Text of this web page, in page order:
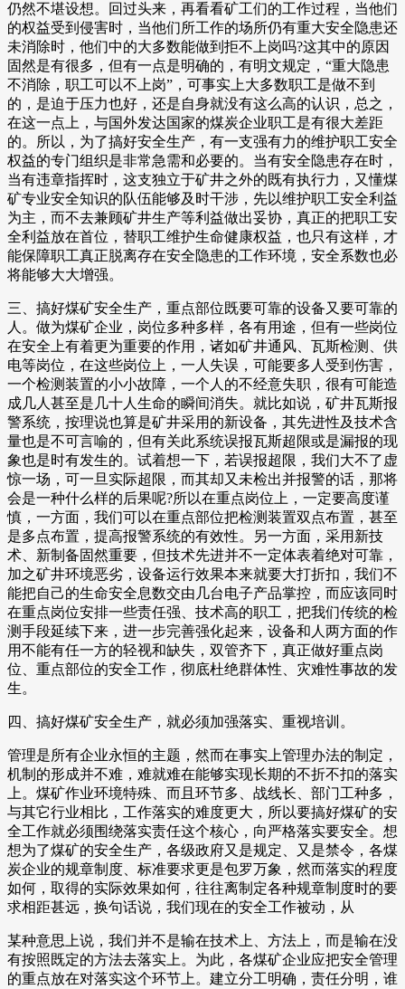
仍然不堪设想。回过头来，再看看矿工们的工作过程，当他们
的权益受到侵害时，当他们所工作的场所仍有重大安全隐患还
未消除时，他们中的大多数能做到拒不上岗吗?这其中的原因
固然是有很多，但有一点是明确的，有明文规定，“重大隐患
不消除，职工可以不上岗”，可事实上大多数职工是做不到
的，是迫于压力也好，还是自身就没有这么高的认识，总之，
在这一点上，与国外发达国家的煤炭企业职工是有很大差距
的。所以，为了搞好安全生产，有一支强有力的维护职工安全
权益的专门组织是非常急需和必要的。当有安全隐患存在时，
当有违章指挥时，这支独立于矿井之外的既有执行力，又懂煤
矿专业安全知识的队伍能够及时干涉，先以维护职工安全利益
为主，而不去兼顾矿井生产等利益做出妥协，真正的把职工安
全利益放在首位，替职工维护生命健康权益，也只有这样，才
能保障职工真正脱离存在安全隐患的工作环境，安全系数也必
将能够大大增强。
三、搞好煤矿安全生产，重点部位既要可靠的设备又要可靠的
人。做为煤矿企业，岗位多种多样，各有用途，但有一些岗位
在安全上有着更为重要的作用，诸如矿井通风、瓦斯检测、供
电等岗位，在这些岗位上，一人失误，可能要多人受到伤害，
一个检测装置的小小故障，一个人的不经意失职，很有可能造
成几人甚至是几十人生命的瞬间消失。就比如说，矿井瓦斯报
警系统，按理说也算是矿井采用的新设备，其先进性及技术含
量也是不可言喻的，但有关此系统误报瓦斯超限或是漏报的现
象也是时有发生的。试着想一下，若误报超限，我们大不了虚
惊一场，可一旦实际超限，而其却又未检出并报警的话，那将
会是一种什么样的后果呢?所以在重点岗位上，一定要高度谨
慎，一方面，我们可以在重点部位把检测装置双点布置，甚至
是多点布置，提高报警系统的有效性。另一方面，采用新技
术、新制备固然重要，但技术先进并不一定体表着绝对可靠，
加之矿井环境恶劣，设备运行效果本来就要大打折扣，我们不
能把自己的生命安全息数交由几台电子产品掌控，而应该同时
在重点岗位安排一些责任强、技术高的职工，把我们传统的检
测手段延续下来，进一步完善强化起来，设备和人两方面的作
用不能有任一方的轻视和缺失，双管齐下，真正做好重点岗
位、重点部位的安全工作，彻底杜绝群体性、灾难性事故的发
生。
四、搞好煤矿安全生产，就必须加强落实、重视培训。
管理是所有企业永恒的主题，然而在事实上管理办法的制定，
机制的形成并不难，难就难在能够实现长期的不折不扣的落实
上。煤矿作业环境特殊、而且环节多、战线长、部门工种多，
与其它行业相比，工作落实的难度更大，所以要搞好煤矿的安
全工作就必须围绕落实责任这个核心，向严格落实要安全。想
想为了煤矿的安全生产，各级政府又是规定、又是禁令，各煤
炭企业的规章制度、标准要求更是包罗万象，然而落实的程度
如何，取得的实际效果如何，往往离制定各种规章制度时的要
求相距甚远，换句话说，我们现在的安全工作被动，从
某种意思上说，我们并不是输在技术上、方法上，而是输在没
有按照既定的方法去落实上。为此，各煤矿企业应把安全管理
的重点放在对落实这个环节上。建立分工明确，责任分明，谁